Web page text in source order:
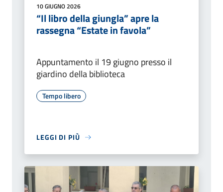
10 GIUGNO 2026
“Il libro della giungla” apre la
rassegna “Estate in favola”
Appuntamento il 19 giugno presso il
giardino della biblioteca
Tempo libero
LEGGI DI PIÙ